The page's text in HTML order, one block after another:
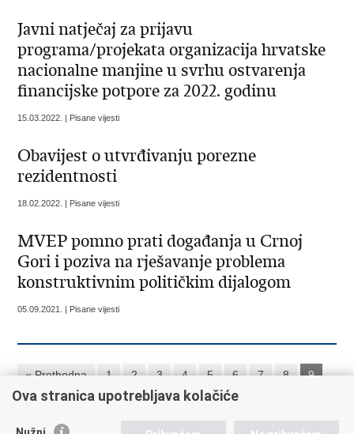
Javni natječaj za prijavu
programa/projekata organizacija hrvatske
nacionalne manjine u svrhu ostvarenja
financijske potpore za 2022. godinu
15.03.2022. | Pisane vijesti
Obavijest o utvrđivanju porezne
rezidentnosti
18.02.2022. | Pisane vijesti
MVEP pomno prati događanja u Crnoj
Gori i poziva na rješavanje problema
konstruktivnim političkim dijalogom
05.09.2021. | Pisane vijesti
« Prethodna 1 2 3 4 5 6 7 8
9
Sljedeća »
Ova stranica upotrebljava kolačiće